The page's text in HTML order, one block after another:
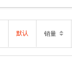
默认 销量